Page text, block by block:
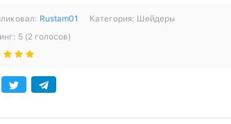
Rustam01 Категория: Шейдеры
5 (2 голосов)